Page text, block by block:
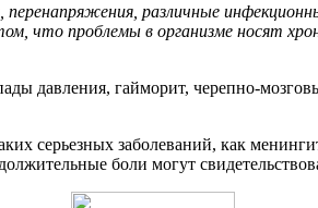
различные
что проблемы в организме носят
давления, гайморит, черепно-
серьезных заболеваний, как
боли могут